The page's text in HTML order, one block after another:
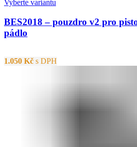
Vyberte variantu
BES2018 – pouzdro v2 pro
pádlo
1.050 Kč s DPH